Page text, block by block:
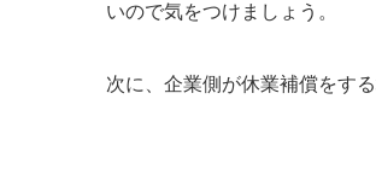
いので気をつけましょう 。
次に、企業側が休業補償をす